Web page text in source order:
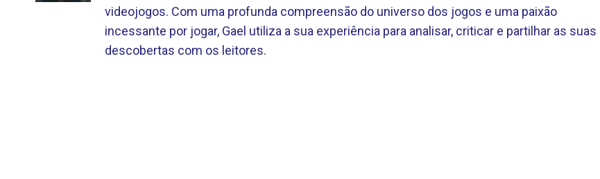
videojogos. Com uma profunda compreensão do universo dos jogos e uma paixão
incessante por jogar, Gael utiliza a sua experiência para analisar, criticar e partilhar as suas
descobertas com os leitores.